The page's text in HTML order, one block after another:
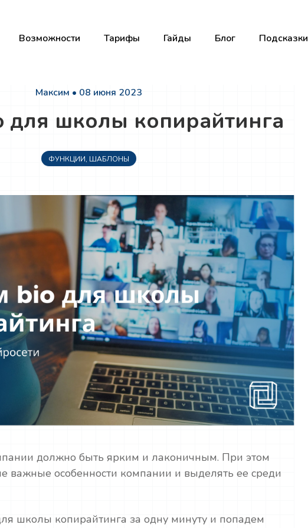
Возможности Тарифы Гайды Блог Подсказки
Максим • 08 июня 2023
школы копирайтинга
ФУНКЦИИ, ШАБЛОНЫ
должно быть ярким и лаконичным. При этом
важные особенности компании и выделять ее среди
школы копирайтинга за одну минуту и попадем